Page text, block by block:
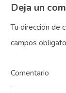
Deja un
Tu dirección de
campos
Comentario